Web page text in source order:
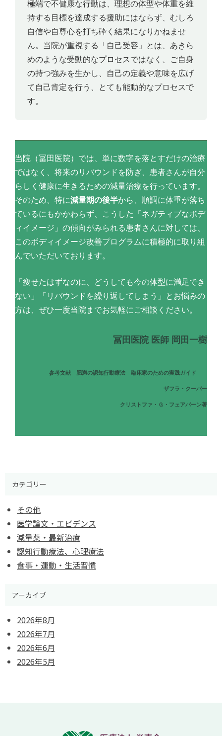
極端で不健康な行動は、理想の体型や体重を維
持する目標を達成する援助にはならず、むしろ
自信や自尊心を打ち砕く結果になりかねませ
ん。当院が重視する「自己受容」とは、あきら
めのような受動的なプロセスではなく、ご自身
の持つ強みを生かし、自己の定義や意味を広げ
て自己肯定を行う、とても能動的なプロセスで
す。
当院（冨田医院）では、単に数字を落とすだけの治療
ではなく、将来のリバウンドを防ぎ、患者さんが自分
らしく健康に生きるための減量治療を行っています。
そのため、特に減量期の後半から、順調に体重が落ち
ているにもかかわらず、こうした「ネガティブなボデ
ィイメージ」の傾向がみられる患者さんに対しては、
このボディイメージ改善プログラムに積極的に取り組
んでいただいております。
「痩せたはずなのに、どうしても今の体型に満足でき
ない」「リバウンドを繰り返してしまう」とお悩みの
方は、ぜひ一度当院までお気軽にご相談ください。
冨田医院 医師 岡田一樹
参考文献 肥満の認知行動療法 臨床家のための実践ガイド
ザフラ・クーパー
クリストファ・Ｇ・フェアバーン著
カテゴリー
その他
医学論文・エビデンス
減量薬・最新治療
認知行動療法、心理療法
食事・運動・生活習慣
アーカイブ
2026年8月
2026年7月
2026年6月
2026年5月